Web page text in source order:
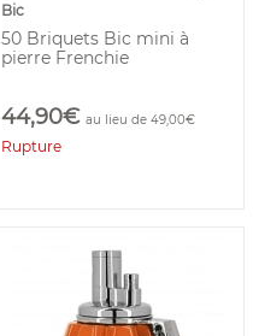
Bic
50 Briquets Bic mini à
pierre Frenchie
44,90€ au lieu de 49,00€
Rupture